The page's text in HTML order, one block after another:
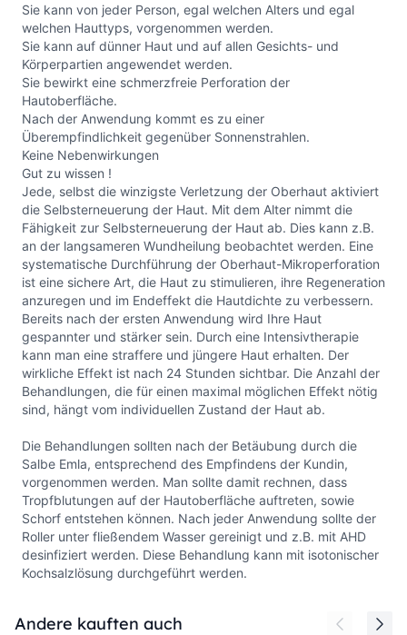
Sie kann von jeder Person, egal welchen Alters und egal
welchen Hauttyps, vorgenommen werden.
Sie kann auf dünner Haut und auf allen Gesichts- und
Körperpartien angewendet werden.
Sie bewirkt eine schmerzfreie Perforation der
Hautoberfläche.
Nach der Anwendung kommt es zu einer
Überempfindlichkeit gegenüber Sonnenstrahlen.
Keine Nebenwirkungen
Gut zu wissen !
Jede, selbst die winzigste Verletzung der Oberhaut aktiviert
die Selbsterneuerung der Haut. Mit dem Alter nimmt die
Fähigkeit zur Selbsterneuerung der Haut ab. Dies kann z.B.
an der langsameren Wundheilung beobachtet werden. Eine
systematische Durchführung der Oberhaut-Mikroperforation
ist eine sichere Art, die Haut zu stimulieren, ihre Regeneration
anzuregen und im Endeffekt die Hautdichte zu verbessern.
Bereits nach der ersten Anwendung wird Ihre Haut
gespannter und stärker sein. Durch eine Intensivtherapie
kann man eine straffere und jüngere Haut erhalten. Der
wirkliche Effekt ist nach 24 Stunden sichtbar. Die Anzahl der
Behandlungen, die für einen maximal möglichen Effekt nötig
sind, hängt vom individuellen Zustand der Haut ab.
Die Behandlungen sollten nach der Betäubung durch die
Salbe Emla, entsprechend des Empfindens der Kundin,
vorgenommen werden. Man sollte damit rechnen, dass
Tropfblutungen auf der Hautoberfläche auftreten, sowie
Schorf entstehen können. Nach jeder Anwendung sollte der
Roller unter fließendem Wasser gereinigt und z.B. mit AHD
desinfiziert werden. Diese Behandlung kann mit isotonischer
Kochsalzlösung durchgeführt werden.
Press to skip carousel
Andere kauften auch